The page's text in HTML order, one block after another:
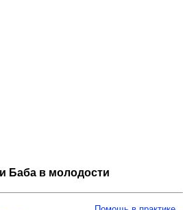
Баба в молодости